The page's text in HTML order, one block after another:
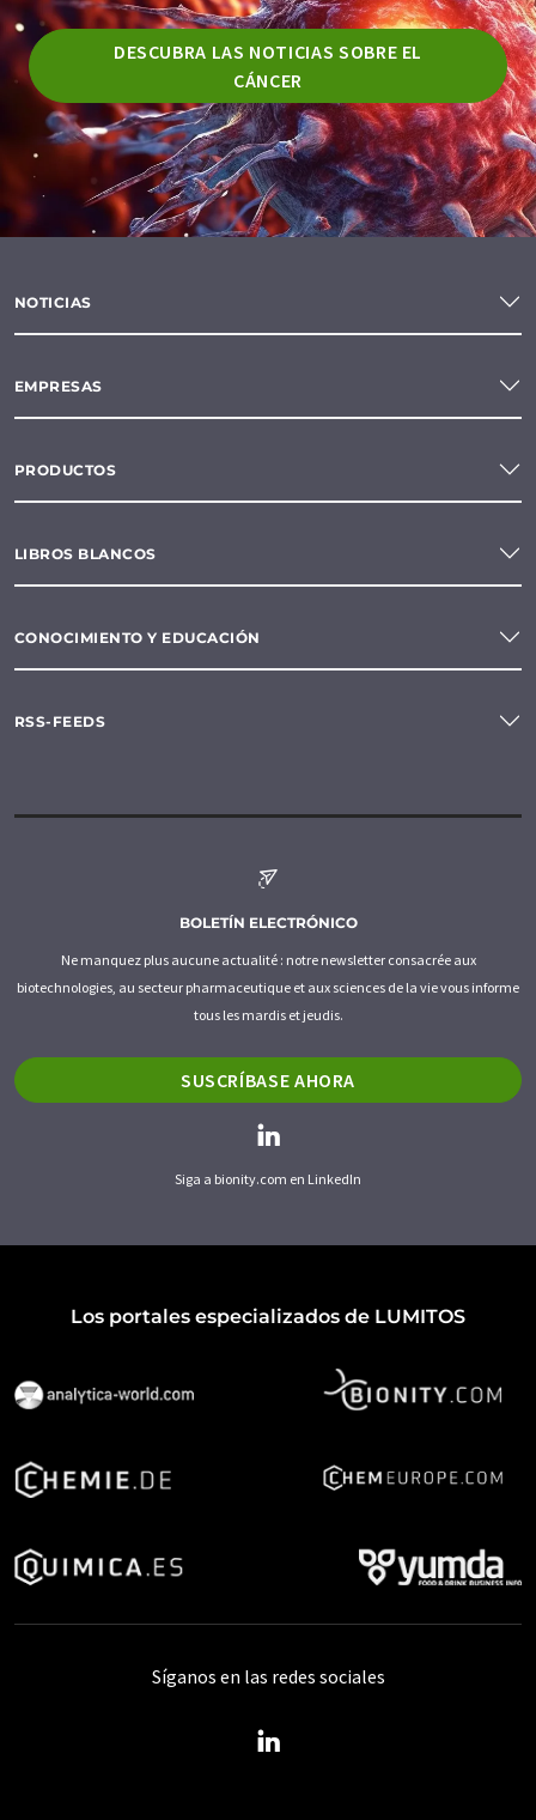
DESCUBRA LAS NOTICIAS SOBRE EL
CÁNCER
NOTICIAS
EMPRESAS
PRODUCTOS
LIBROS BLANCOS
CONOCIMIENTO Y EDUCACIÓN
RSS-FEEDS
BOLETÍN ELECTRÓNICO
Ne manquez plus aucune actualité : notre newsletter consacrée aux
biotechnologies, au secteur pharmaceutique et aux sciences de la vie vous informe
tous les mardis et jeudis.
SUSCRÍBASE AHORA
Siga a bionity.com en LinkedIn
Los portales especializados de LUMITOS
Síganos en las redes sociales